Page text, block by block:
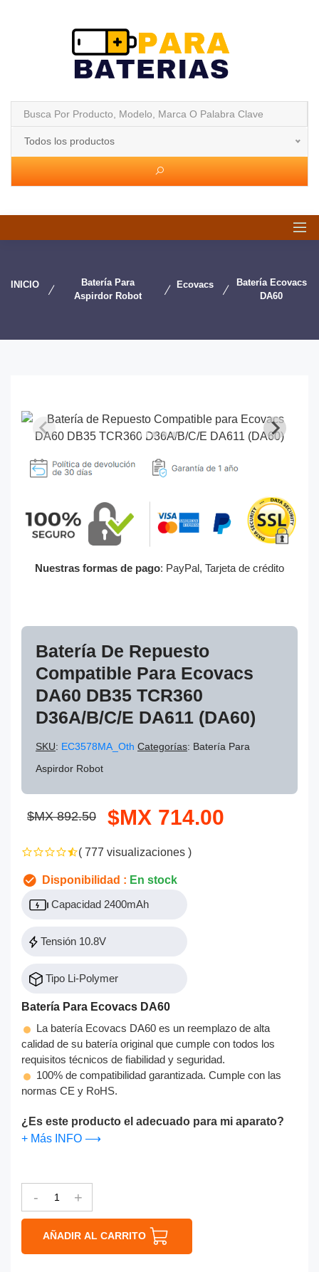
Todos los productos
INICIO
Batería Para
Aspirdor Robot
Ecovacs
Batería Ecovacs
DA60
Nuestras formas de pago: PayPal, Tarjeta de crédito
Batería De Repuesto
Compatible Para Ecovacs
DA60 DB35 TCR360
D36A/B/C/E DA611 (DA60)
SKU: EC3578MA_Oth Categorías: Batería Para
Aspirdor Robot
$MX 892.50 $MX 714.00
( 777 visualizaciones )
Disponibilidad : En stock
Capacidad 2400mAh
Tensión 10.8V
Tipo Li-Polymer
Batería Para Ecovacs DA60
La batería Ecovacs DA60 es un reemplazo de alta
calidad de su batería original que cumple con todos los
requisitos técnicos de fiabilidad y seguridad.
100% de compatibilidad garantizada. Cumple con las
normas CE y RoHS.
¿Es este producto el adecuado para mi aparato?
+ Más INFO ⟶
- +
AÑADIR AL CARRITO